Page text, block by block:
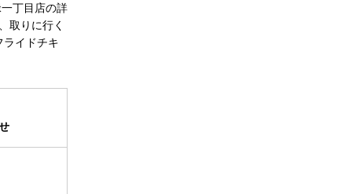
丁目店の詳
取りに行く
ライドチキ